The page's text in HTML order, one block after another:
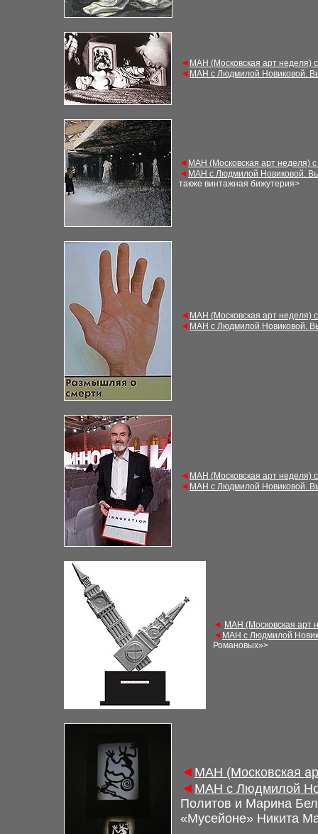
◄ МАН (Московская арт неделя)
◄ МАН с Людмилой Новиковой.
◄ МАН (Московская арт неделя)
◄ МАН с Людмилой Новиковой.
также винтажная бижутерия>
◄ МАН (Московская арт неделя)
◄ МАН с Людмилой Новиковой.
◄ МАН (Московская арт неделя)
◄ МАН с Людмилой Новиковой.
◄ МАН (Московская арт
◄ МАН с Людмилой
Романовых»>
◄ МАН (Московская
◄ МАН с Людмилой
Политов и Марина
«Мусейоне» Никита